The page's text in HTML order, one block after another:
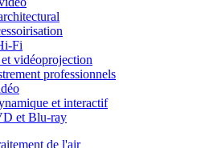
Fi
vidéoprojection
professionnels
et interactif
et Blu-ray
de l'air